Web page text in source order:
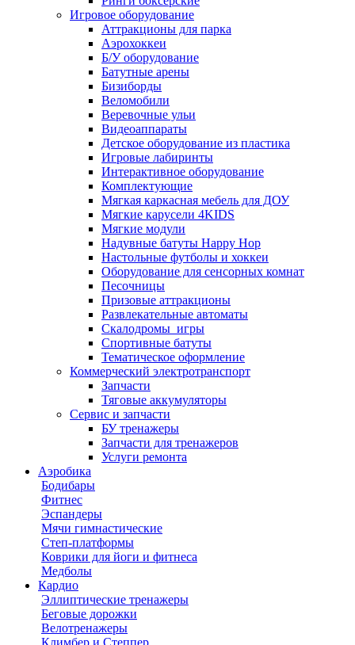
Игровое оборудование
Аттракционы для парка
Аэрохоккеи
Б/У оборудование
Батутные арены
Бизиборды
Веломобили
Веревочные ульи
Видеоаппараты
Детское оборудование из пластика
Игровые лабиринты
Интерактивное оборудование
Комплектующие
Мягкая каркасная мебель для ДОУ
Мягкие карусели 4KIDS
Мягкие модули
Надувные батуты Happy Hop
Настольные футболы и хоккеи
Оборудование для сенсорных комнат
Песочницы
Призовые аттракционы
Развлекательные автоматы
Скалодромы_игры
Спортивные батуты
Тематическое оформление
Коммерческий электротранспорт
Запчасти
Тяговые аккумуляторы
Сервис и запчасти
БУ тренажеры
Запчасти для тренажеров
Услуги ремонта
Аэробика
Бодибары
Фитнес
Эспандеры
Мячи гимнастические
Степ-платформы
Коврики для йоги и фитнеса
Медболы
Кардио
Эллиптические тренажеры
Беговые дорожки
Велотренажеры
Климбер и Степпер